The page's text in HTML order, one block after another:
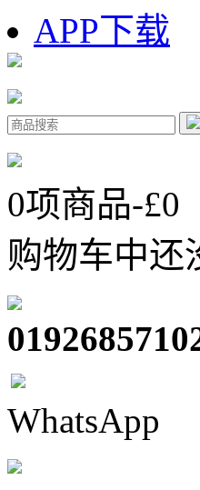
APP下载
0项商品-£0
购物车中还
WhatsApp